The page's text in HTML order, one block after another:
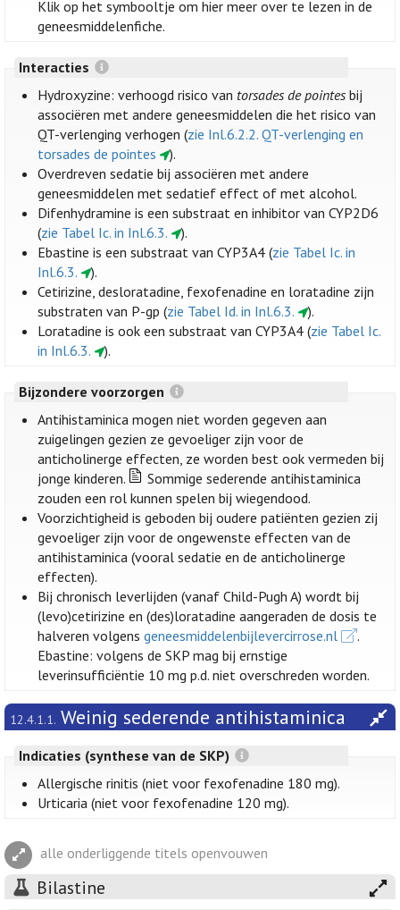
Klik op het symbooltje om hier meer over te lezen in de
geneesmiddelenfiche.
Interacties
Hydroxyzine: verhoogd risico van torsades de pointes bij
associëren met andere geneesmiddelen die het risico van
QT-verlenging verhogen (zie Inl.6.2.2. QT-verlenging en
torsades de pointes
).
Overdreven sedatie bij associëren met andere
geneesmiddelen met sedatief effect of met alcohol.
Difenhydramine is een substraat en inhibitor van CYP2D6
(zie Tabel Ic. in Inl.6.3.
).
Ebastine is een substraat van CYP3A4 (zie Tabel Ic. in
Inl.6.3.
).
Cetirizine, desloratadine, fexofenadine en loratadine zijn
substraten van P-gp (zie Tabel Id. in Inl.6.3.
).
Loratadine is ook een substraat van CYP3A4 (zie Tabel Ic.
in Inl.6.3.
).
Bijzondere voorzorgen
Antihistaminica mogen niet worden gegeven aan
zuigelingen gezien ze gevoeliger zijn voor de
anticholinerge effecten, ze worden best ook vermeden bij
jonge kinderen.
Sommige sederende antihistaminica
zouden een rol kunnen spelen bij wiegendood.
Voorzichtigheid is geboden bij oudere patiënten gezien zij
gevoeliger zijn voor de ongewenste effecten van de
antihistaminica (vooral sedatie en de anticholinerge
effecten).
Bij chronisch leverlijden (vanaf Child-Pugh A) wordt bij
(levo)cetirizine en (des)loratadine aangeraden de dosis te
halveren volgensgeneesmiddelenbijlevercirrose.nl
.
Ebastine: volgens de SKP mag bij ernstige
leverinsufficiëntie 10 mg p.d. niet overschreden worden.
12.4.1.1. Weinig sederende antihistaminica
Indicaties (synthese van de SKP)
Allergische rinitis (niet voor fexofenadine 180 mg).
Urticaria (niet voor fexofenadine 120 mg).
alle onderliggende titels openvouwen
Bilastine